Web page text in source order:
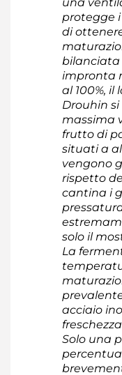
protegge
di
impronta
al 100%, il
Drouhin si
massima
frutto di
situati a
vengono
rispetto
cantina i
solo il
La
acciaio
Solo una